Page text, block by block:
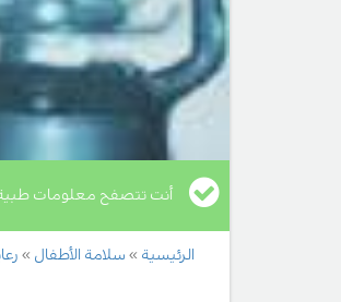
أنت تتصفح معلومات
الرئيسية سلامة الأطفال